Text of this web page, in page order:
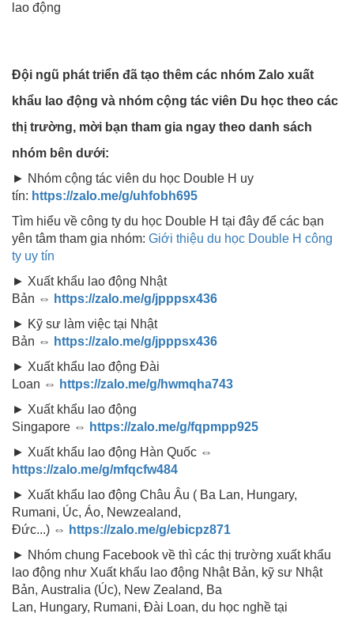
lao động
Đội ngũ phát triển đã tạo thêm các nhóm Zalo xuất
khẩu lao động và nhóm cộng tác viên Du học theo các
thị trường, mời bạn tham gia ngay theo danh sách
nhóm bên dưới:
► Nhóm cộng tác viên du học Double H uy
tín: https://zalo.me/g/uhfobh695
Tìm hiểu về công ty du học Double H tại đây để các bạn
yên tâm tham gia nhóm: Giới thiệu du học Double H công
ty uy tín
► Xuất khẩu lao động Nhật
Bản ⇔ https://zalo.me/g/jpppsx436
► Kỹ sư làm việc tại Nhật
Bản ⇔ https://zalo.me/g/jpppsx436
► Xuất khẩu lao động Đài
Loan ⇔ https://zalo.me/g/hwmqha743
► Xuất khẩu lao động
Singapore ⇔ https://zalo.me/g/fqpmpp925
► Xuất khẩu lao động Hàn Quốc ⇔
https://zalo.me/g/mfqcfw484
► Xuất khẩu lao động Châu Âu ( Ba Lan, Hungary,
Rumani, Úc, Áo, Newzealand,
Đức...) ⇔ https://zalo.me/g/ebicpz871
► Nhóm chung Facebook về thì các thị trường xuất khẩu
lao động như Xuất khẩu lao động Nhật Bản, kỹ sư Nhật
Bản, Australia (Úc), New Zealand, Ba
Lan, Hungary, Rumani, Đài Loan, du học nghề tại